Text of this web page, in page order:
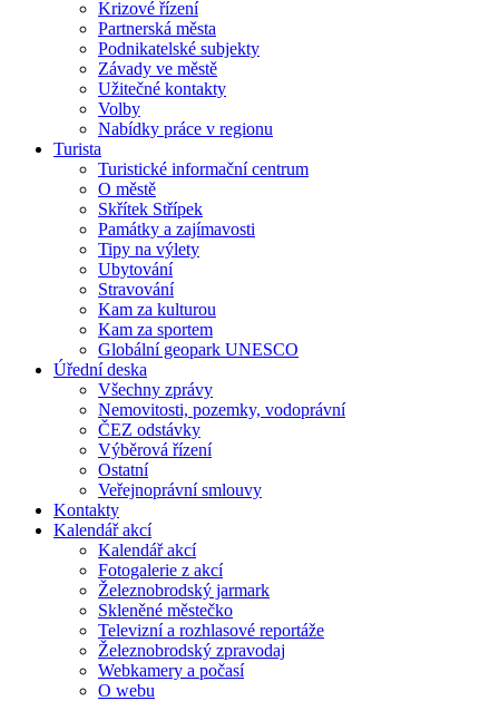
Krizové řízení
Partnerská města
Podnikatelské subjekty
Závady ve městě
Užitečné kontakty
Volby
Nabídky práce v regionu
Turista
Turistické informační centrum
O městě
Skřítek Střípek
Památky a zajímavosti
Tipy na výlety
Ubytování
Stravování
Kam za kulturou
Kam za sportem
Globální geopark UNESCO
Úřední deska
Všechny zprávy
Nemovitosti, pozemky, vodoprávní
ČEZ odstávky
Výběrová řízení
Ostatní
Veřejnoprávní smlouvy
Kontakty
Kalendář akcí
Kalendář akcí
Fotogalerie z akcí
Železnobrodský jarmark
Skleněné městečko
Televizní a rozhlasové reportáže
Železnobrodský zpravodaj
Webkamery a počasí
O webu